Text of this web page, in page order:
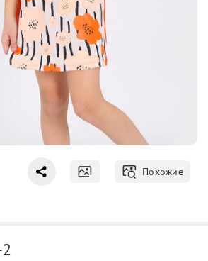
Похожие